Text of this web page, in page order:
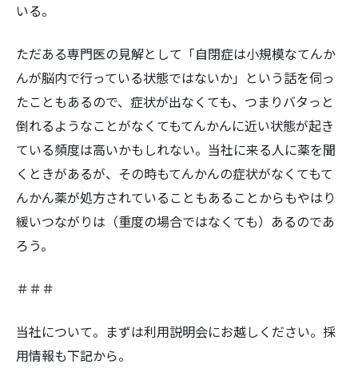
いる。
ただある専門医の見解として「自閉症は小規模なてんか
んが脳内で行っている状態ではないか」という話を伺っ
たこともあるので、症状が出なくても、つまりバタっと
倒れるようなことがなくてもてんかんに近い状態が起き
ている頻度は高いかもしれない。当社に来る人に薬を聞
くときがあるが、その時もてんかんの症状がなくてもて
んかん薬が処方されていることもあることからもやはり
緩いつながりは（重度の場合ではなくても）あるのであ
ろう。
＃＃＃
当社について。まずは利用説明会にお越しください。採
用情報も下記から。